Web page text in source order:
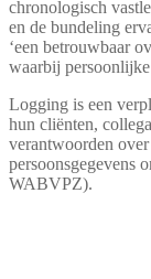
chronologisch
en de bundeling
‘een betrouwbaar
waarbij
Logging is een
hun cliënten,
verantwoorden
persoonsgegevens
WABVPZ).